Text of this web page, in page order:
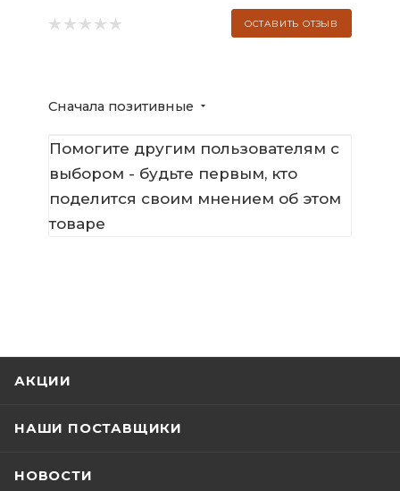
ОСТАВИТЬ ОТЗЫВ
Сначала позитивные
Помогите другим пользователям с
выбором - будьте первым, кто
поделится своим мнением об этом
товаре
АКЦИИ
НАШИ ПОСТАВЩИКИ
НОВОСТИ